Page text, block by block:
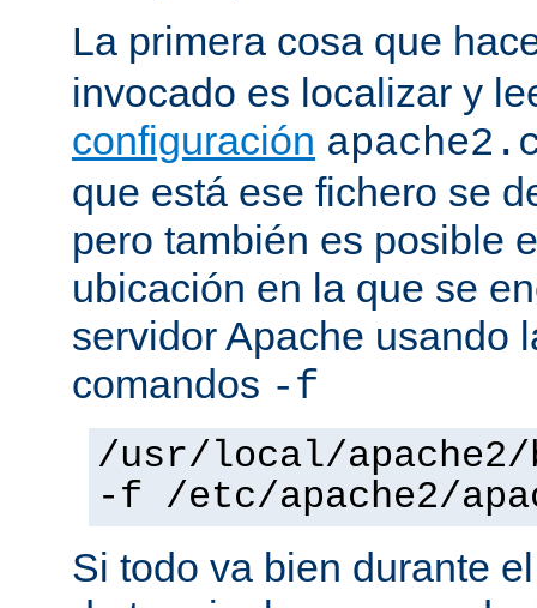
La primera cosa que
invocado es localizar y
configuración
que está ese fichero se
pero también es posible
ubicación en la que se
servidor Apache usando
comandos -f
/usr/local/
-f /etc/apache2/
Si todo va bien durante